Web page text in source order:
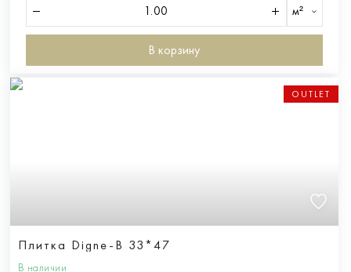
м²
В корзину
OUTLET
Плитка Digne-B 33*47
В наличии